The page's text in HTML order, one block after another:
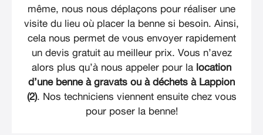
même, nous nous déplaçons pour réaliser une
visite du lieu où placer la benne si besoin. Ainsi,
cela nous permet de vous envoyer rapidement
un devis gratuit au meilleur prix. Vous n’avez
alors plus qu’à nous appeler pour la location
d’une benne à gravats ou à déchets à Lappion
(2). Nos techniciens viennent ensuite chez vous
pour poser la benne!